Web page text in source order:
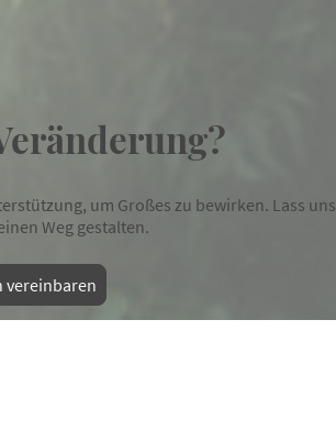
um Großes zu bewirken. Lass uns
Weg gestalten.
vereinbaren